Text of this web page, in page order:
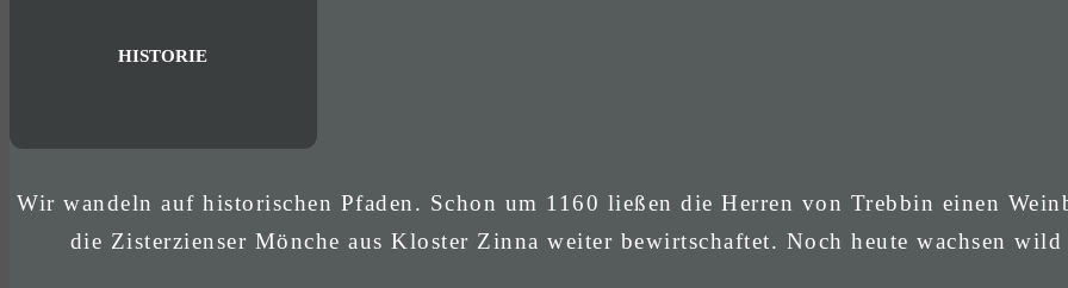
HISTORIE
Wir wandeln auf historischen Pfaden. Schon um 1160 ließen die Herren von Trebbin einen
die Zisterzienser Mönche aus Kloster Zinna weiter bewirtschaftet. Noch heute wachsen